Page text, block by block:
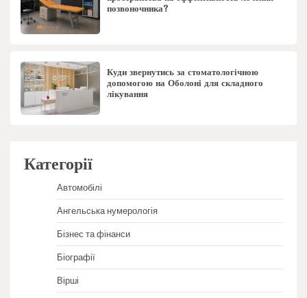
позвоночника?
Куди звернутись за стоматологічною
допомогою на Оболоні для складного
лікування
Категорії
Автомобілі
Ангельська нумерологія
Бізнес та фінанси
Біографії
Вірші